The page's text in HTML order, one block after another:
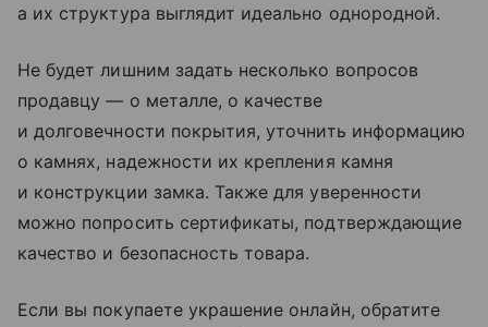
а их структура выглядит идеально однородной.
Не будет лишним задать несколько вопросов
продавцу — о металле, о качестве
и долговечности покрытия, уточнить информацию
о камнях, надежности их крепления камня
и конструкции замка. Также для уверенности
можно попросить сертификаты, подтверждающие
качество и безопасность товара.
Если вы покупаете украшение онлайн, обратите